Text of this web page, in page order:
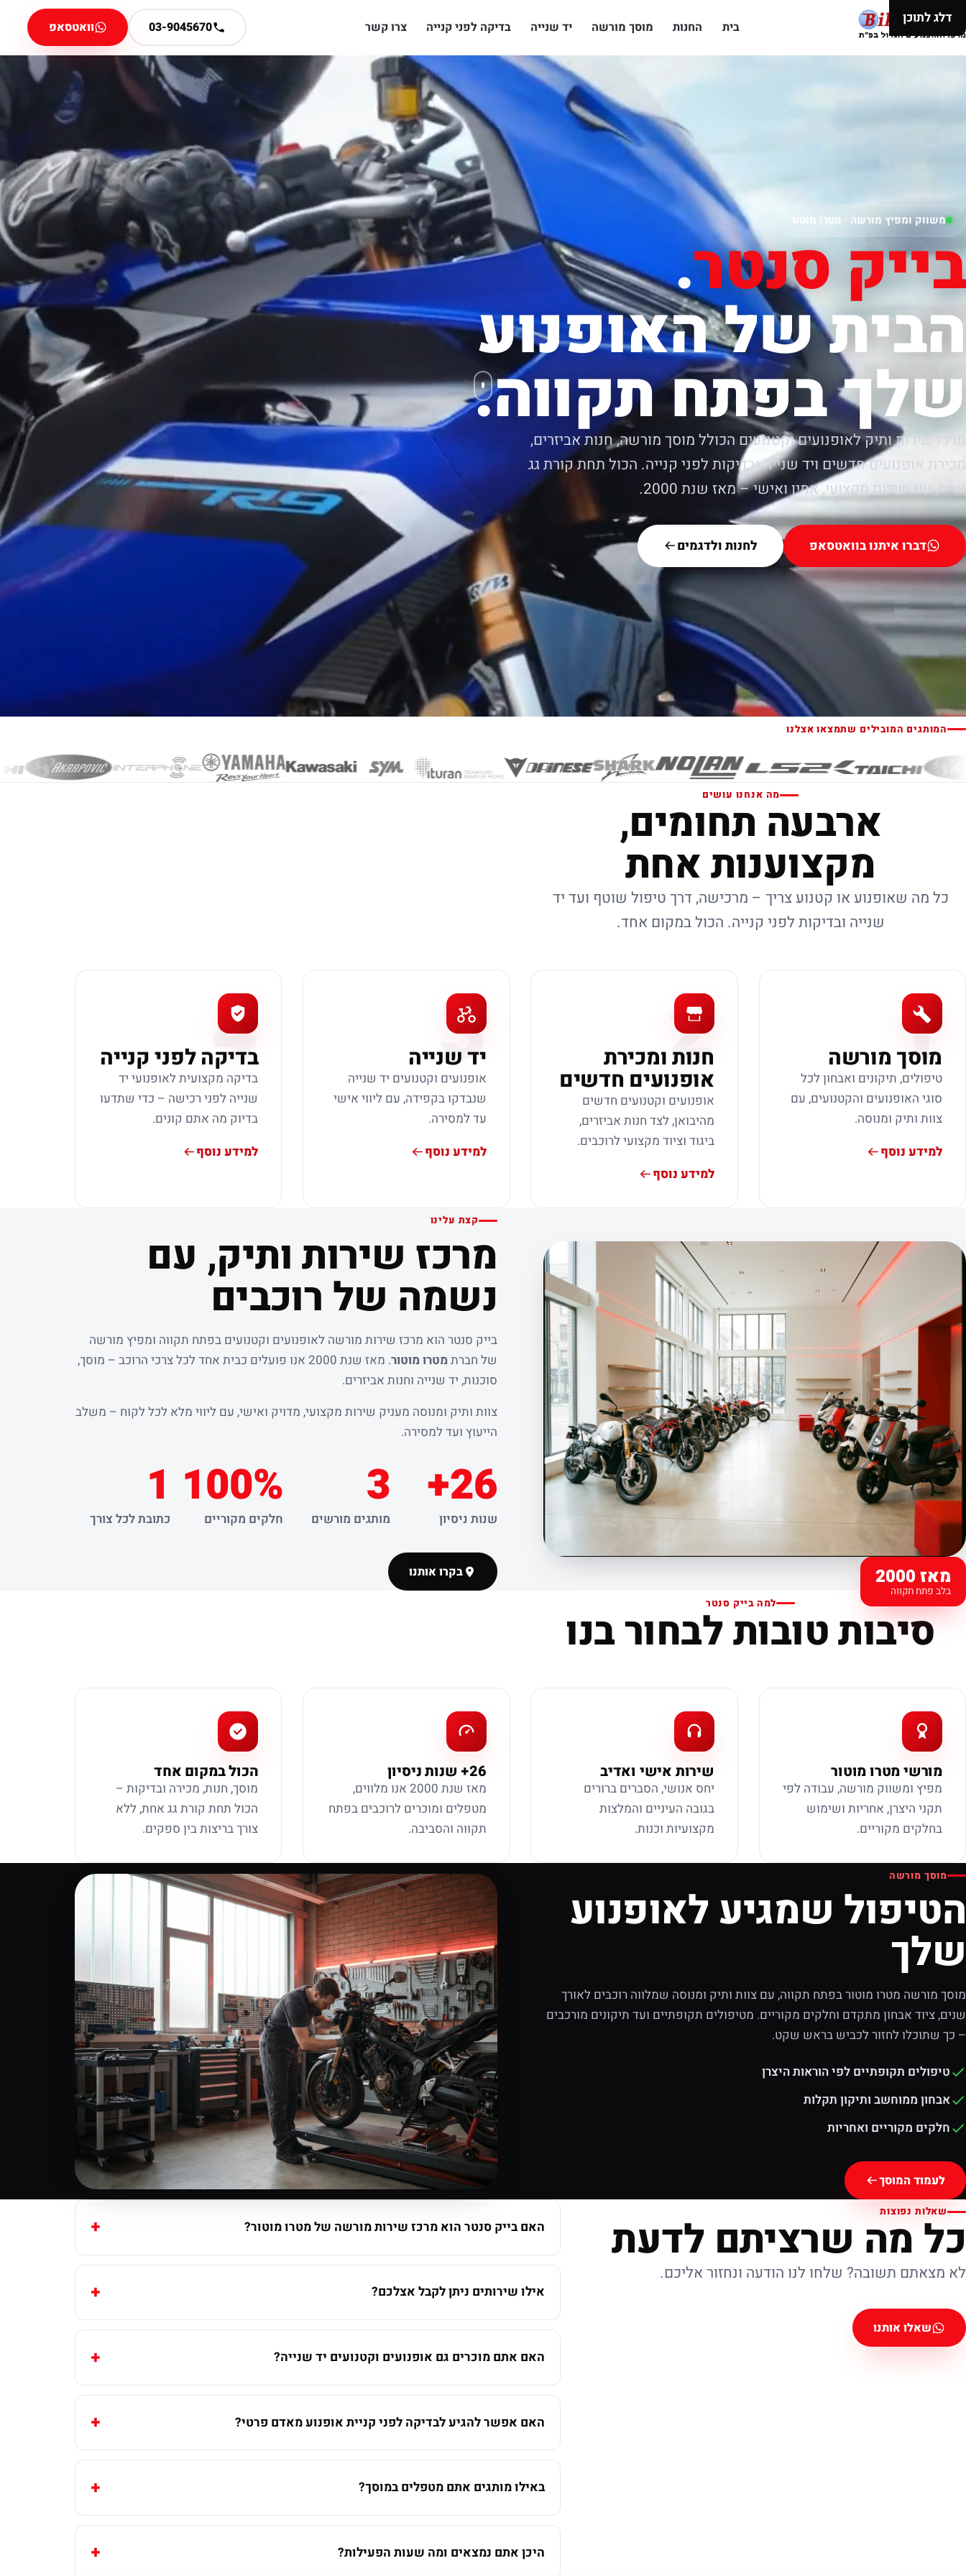
דלג לתוכן
בית החנות מוסך מורשה יד שנייה בדיקה לפני קנייה צרו קשר 03-9045670 וואטסאפ
משווק ומפיץ מורשה · מטרו מוטור
בייק סנטר.
הבית של האופנוע
שלך בפתח תקווה.
מרכז שירות ותיק לאופנועים וקטנועים הכולל מוסך מורשה, חנות אביזרים,
מכירת אופנועים חדשים ויד שנייה ובדיקות לפני קנייה. הכול תחת קורת גג
אחת, עם שירות מקצועי, אמין ואישי – מאז שנת 2000.
דברו איתנו בוואטסאפ לחנות ולדגמים
המותגים המובילים שתמצאו אצלנו
מה אנחנו עושים
ארבעה תחומים,
מקצוענות אחת
כל מה שאופנוע או קטנוע צריך – מרכישה, דרך טיפול שוטף ועד יד
שנייה ובדיקות לפני קנייה. הכול במקום אחד.
1
מוסך מורשה
טיפולים, תיקונים ואבחון לכל
סוגי האופנועים והקטנועים, עם
צוות ותיק ומנוסה.
למידע נוסף
2
חנות ומכירת
אופנועים חדשים
אופנועים וקטנועים חדשים
מהיבואן, לצד חנות אביזרים,
ביגוד וציוד מקצועי לרוכבים.
למידע נוסף
3
יד שנייה
אופנועים וקטנועים יד שנייה
שנבדקו בקפידה, עם ליווי אישי
עד למסירה.
למידע נוסף
4
בדיקה לפני קנייה
בדיקה מקצועית לאופנועי יד
שנייה לפני רכישה – כדי שתדעו
בדיוק מה אתם קונים.
למידע נוסף
מאז 2000
בלב פתח תקווה
קצת עלינו
מרכז שירות ותיק, עם
נשמה של רוכבים
בייק סנטר הוא מרכז שירות מורשה לאופנועים וקטנועים בפתח תקווה ומפיץ מורשה
של חברת מטרו מוטור
. מאז שנת 2000 אנו פועלים כבית אחד לכל צרכי הרוכב – מוסך,
סוכנות, יד שנייה וחנות אביזרים.
צוות ותיק ומנוסה מעניק שירות מקצועי, מדויק ואישי, עם ליווי מלא לכל לקוח – משלב
הייעוץ ועד למסירה.
26+
שנות ניסיון
3
מותגים מורשים
100%
חלקים מקוריים
1
כתובת לכל צורך
בקרו אותנו
למה בייק סנטר
סיבות טובות לבחור בנו
מורשי מטרו מוטור
מפיץ ומשווק מורשה, עבודה לפי
תקני היצרן, אחריות ושימוש
בחלקים מקוריים.
שירות אישי ואדיב
יחס אנושי, הסברים ברורים
בגובה העיניים והמלצות
מקצועיות וכנות.
26+ שנות ניסיון
מאז שנת 2000 אנו מלווים,
מטפלים ומוכרים לרוכבים בפתח
תקווה והסביבה.
הכול במקום אחד
מוסך, חנות, מכירה ובדיקות –
הכול תחת קורת גג אחת, ללא
צורך בריצות בין ספקים.
מוסך מורשה
הטיפול שמגיע לאופנוע
שלך
מוסך מורשה מטרו מוטור בפתח תקווה, עם צוות ותיק ומנוסה שמלווה רוכבים לאורך
שנים, ציוד אבחון מתקדם וחלקים מקוריים. מטיפולים תקופתיים ועד תיקונים מורכבים
– כך שתוכלו לחזור לכביש בראש שקט.
טיפולים תקופתיים לפי הוראות היצרן
אבחון ממוחשב ותיקון תקלות
חלקים מקוריים ואחריות
לעמוד המוסך
שאלות נפוצות
כל מה שרציתם לדעת
לא מצאתם תשובה? שלחו לנו הודעה ונחזור אליכם.
שאלו אותנו
האם בייק סנטר הוא מרכז שירות מורשה של מטרו מוטור?
אילו שירותים ניתן לקבל אצלכם?
האם אתם מוכרים גם אופנועים וקטנועים יד שנייה?
האם אפשר להגיע לבדיקה לפני קניית אופנוע מאדם פרטי?
באילו מותגים אתם מטפלים במוסך?
היכן אתם נמצאים ומה שעות הפעילות?